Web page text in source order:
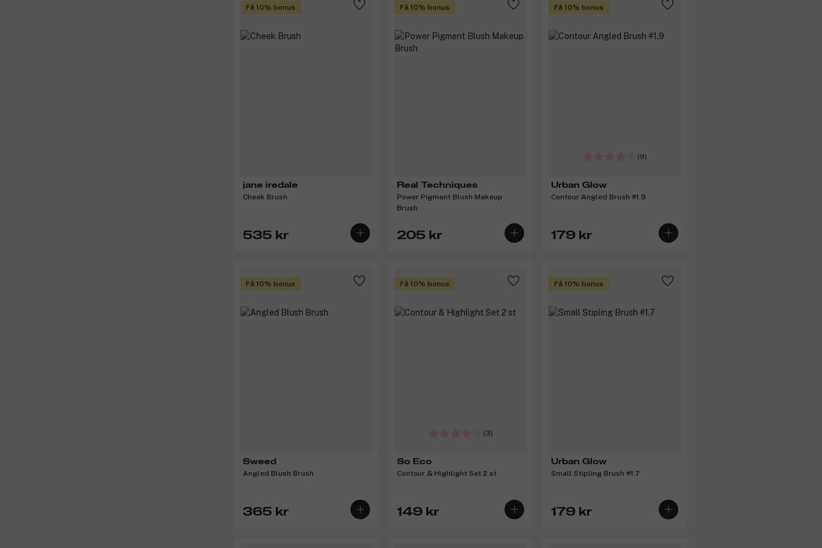
Få 10% bonus
jane iredale
Cheek Brush
535 kr
Få 10% bonus
Real Techniques
Power Pigment Blush Makeup
Brush
205 kr
Få 10% bonus
(9)
Urban Glow
Contour Angled Brush #1.9
179 kr
Få 10% bonus
Sweed
Angled Blush Brush
365 kr
Få 10% bonus
(3)
So Eco
Contour & Highlight Set 2 st
149 kr
Få 10% bonus
Urban Glow
Small Stipling Brush #1.7
179 kr